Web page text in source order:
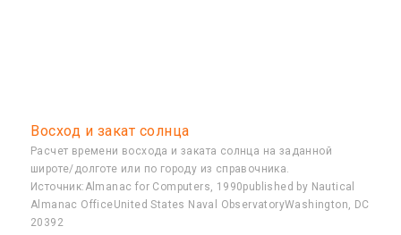
Восход и закат солнца
Расчет времени восхода и заката солнца на заданной
широте/долготе или по городу из справочника.
Источник:Almanac for Computers, 1990published by Nautical
Almanac OfficeUnited States Naval ObservatoryWashington, DC
20392